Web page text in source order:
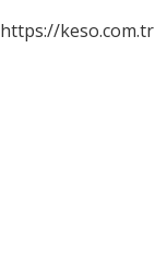
https://keso.com.tr